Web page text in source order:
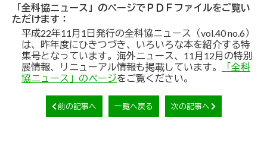
「全科協ニュース」のページでＰＤＦファイルをご覧い
ただけます：
平成22年11月1日発行の全科協ニュース（vol.40 no.6）
は、昨年度にひきつづき、いろいろな本を紹介する特
集号となっています。海外ニュース、11月12月の特別
展情報、リニューアル情報も掲載しています。
「全科
協ニュース」のページをご覧ください。
前の記事へ 一覧へ戻る 次の記事へ